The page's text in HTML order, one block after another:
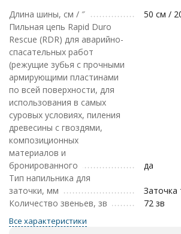
Длина шины, см / ″
50 см /
Пильная цепь Rapid Duro
Rescue (RDR) для аварийно-
спасательных работ
(режущие зубья с прочными
армирующими пластинами
по всей поверхности, для
использования в самых
суровых условиях, пиления
древесины с гвоздями,
композиционных
материалов и
бронированного
да
Тип напильника для
заточки, мм
Заточка
Количество звеньев, зв
72 зв
Все характеристики